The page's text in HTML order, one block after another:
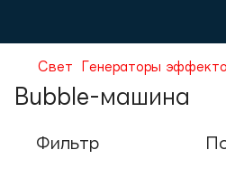
Свет Генераторы
Bubble-машина
Фильтр